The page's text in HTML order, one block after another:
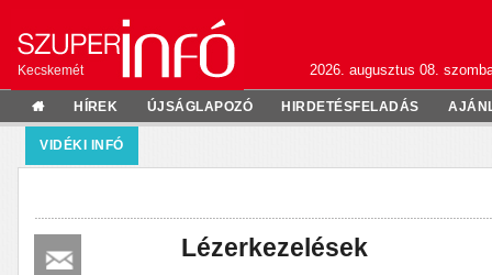
Kecskemét 2026. augusztus 08.
HÍREK ÚJSÁGLAPOZÓ HIRDETÉSFELADÁS
VIDÉKI INFÓ
Lézerkezelések